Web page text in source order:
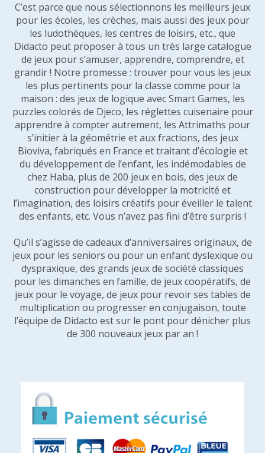
C’est parce que nous sélectionnons les meilleurs jeux
pour les écoles, les crèches, mais aussi des jeux pour
les ludothèques, les centres de loisirs, etc., que
Didacto peut proposer à tous un très large catalogue
de jeux pour s’amuser, apprendre, comprendre, et
grandir ! Notre promesse : trouver pour vous les jeux
les plus pertinents pour la classe comme pour la
maison : des jeux de logique avec Smart Games, les
puzzles colorés de Djeco, les réglettes cuisenaire pour
apprendre à compter autrement, les Attrimaths pour
s’initier à la géométrie et aux fractions, des jeux
Bioviva, fabriqués en France et traitant d’écologie et
du développement de l’enfant, les indémodables de
chez Haba, plus de 200 jeux en bois, des jeux de
construction pour développer la motricité et
l’imagination, des loisirs créatifs pour éveiller le talent
des enfants, etc. Vous n’avez pas fini d’être surpris !
Qu’il s’agisse de cadeaux d’anniversaires originaux, de
jeux pour les seniors ou pour un enfant dyslexique ou
dyspraxique, des grands jeux de société classiques
pour les dimanches en famille, de jeux coopératifs, de
jeux pour le voyage, de jeux pour revoir ses tables de
multiplication ou progresser en conjugaison, toute
l’équipe de Didacto est sur le pont pour dénicher plus
de 300 nouveaux jeux par an !